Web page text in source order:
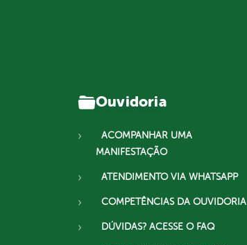
Ouvidoria
ACOMPANHAR UMA
MANIFESTAÇÃO
ATENDIMENTO VIA WHATSAPP
COMPETÊNCIAS DA OUVIDORIA
DÚVIDAS? ACESSE O FAQ